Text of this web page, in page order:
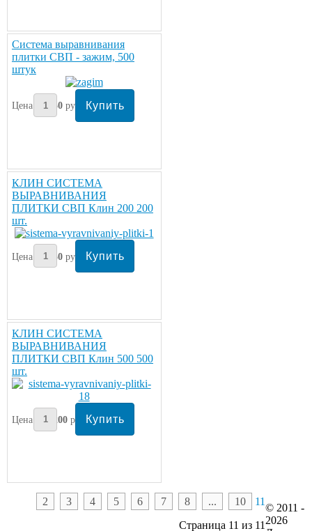
Система выравнивания
плитки СВП - зажим, 500
штук
Цена: 850руб
КЛИН СИСТЕМА
ВЫРАВНИВАНИЯ
ПЛИТКИ СВП Клин 200 200
шт.
Цена: 450руб
КЛИН СИСТЕМА
ВЫРАВНИВАНИЯ
ПЛИТКИ СВП Клин 500 500
шт.
Цена: 1200руб
2 3 4 5 6 7 8 ... 10
11
Страница 11 из 11
© 2011 -
2026